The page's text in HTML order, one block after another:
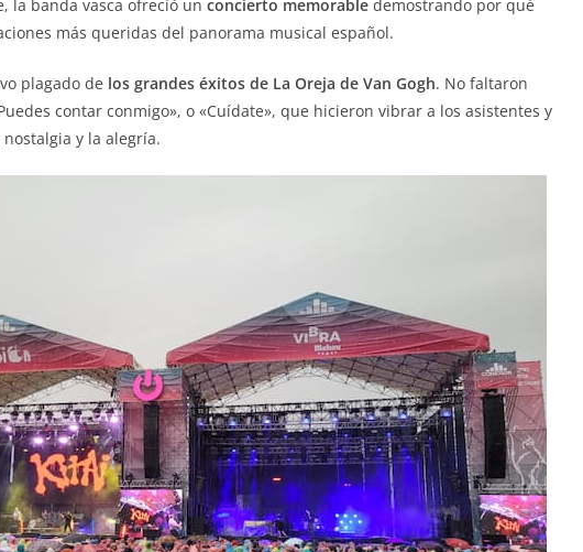
la banda vasca ofreció un concierto memorable demostrando por qué
más queridas del panorama musical español.
plagado de los grandes éxitos de La Oreja de Van Gogh. No faltaron
contar conmigo», o «Cuídate», que hicieron vibrar a los asistentes y
y la alegría.